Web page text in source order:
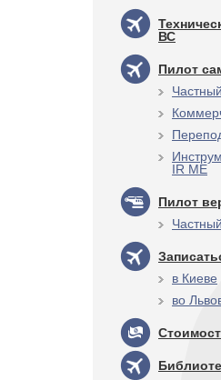
ВС
Пилот
IR ME
Пилот
в Киеве
во